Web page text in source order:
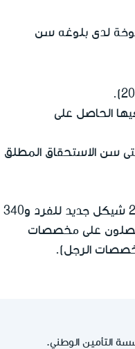
لدى بلوغه سن
الحاصل على
سن الاستحقاق المطلق
(237 شيكل جديد للفرد و340
على مخصصات
الرجل).
التأمين الوطني.